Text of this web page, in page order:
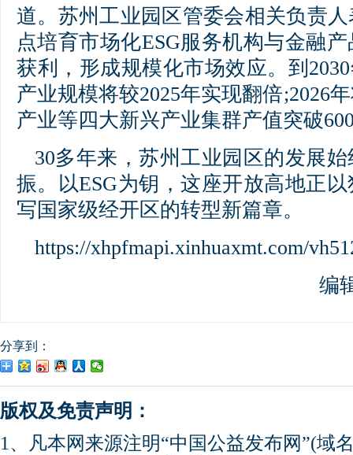
道。苏州工业园区管委会相关负责
点培育市场化ESG服务机构与金融
获利，形成规模化市场效应。到
产业规模将较2025年实现翻倍;2026
产业等四大新兴产业集群产值突破
30多年来，苏州工业园区的发展
振。以ESG为钥，这座开放高地正
写国家级经开区的转型新篇章。
https://xhpfmapi.xinhuaxmt.com/
编
分享到：
版权及免责声明：
1、凡本网来源注明“中国公益发布网”(域